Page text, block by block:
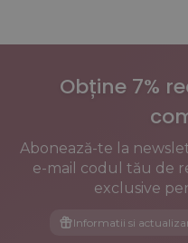
evidentiaza
colagenului
piele,
articulatii
Obține 7%
Abonează-te la
e-mail codul tău de
exclusive
Informatii si